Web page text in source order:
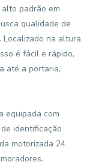
padrão em
qualidade de
Localizado na altura
é fácil e rápido,
até a portaria,
equipada com
identificação
motorizada 24